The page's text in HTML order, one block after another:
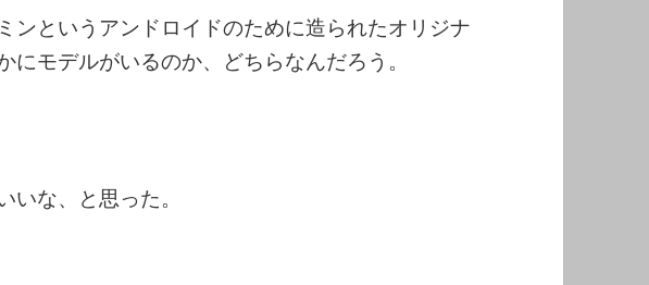
ンというアンドロイドのために造られたオリジナ
にモデルがいるのか、どちらなんだろう。
な、と思った。